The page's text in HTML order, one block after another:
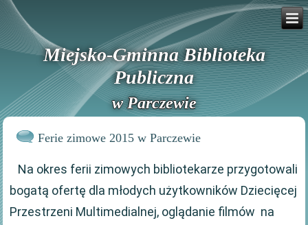
Miejsko-Gminna Biblioteka
Publiczna
w Parczewie
Ferie zimowe 2015 w Parczewie
Na okres ferii zimowych bibliotekarze przygotowali
bogatą ofertę dla młodych użytkowników Dziecięcej
Przestrzeni Multimedialnej, oglądanie filmów na